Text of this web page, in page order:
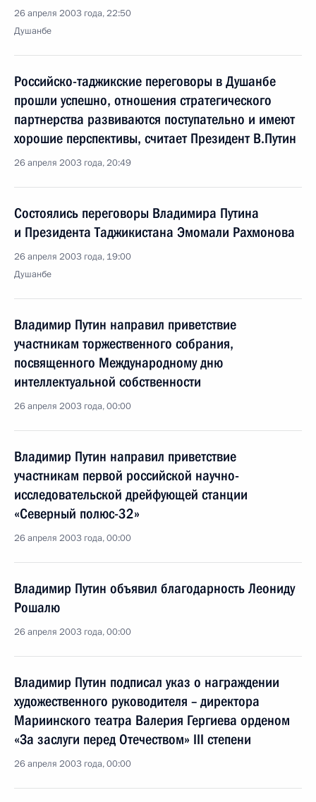
26 апреля 2003 года, 22:50
Душанбе
Российско-таджикские переговоры в Душанбе
прошли успешно, отношения стратегического
партнерства развиваются поступательно и имеют
хорошие перспективы, считает Президент В.Путин
26 апреля 2003 года, 20:49
Состоялись переговоры Владимира Путина
и Президента Таджикистана Эмомали Рахмонова
26 апреля 2003 года, 19:00
Душанбе
Владимир Путин направил приветствие
участникам торжественного собрания,
посвященного Международному дню
интеллектуальной собственности
26 апреля 2003 года, 00:00
Владимир Путин направил приветствие
участникам первой российской научно-
исследовательской дрейфующей станции
«Северный полюс-32»
26 апреля 2003 года, 00:00
Владимир Путин объявил благодарность Леониду
Рошалю
26 апреля 2003 года, 00:00
Владимир Путин подписал указ о награждении
художественного руководителя – директора
Мариинского театра Валерия Гергиева орденом
«За заслуги перед Отечеством» III степени
26 апреля 2003 года, 00:00